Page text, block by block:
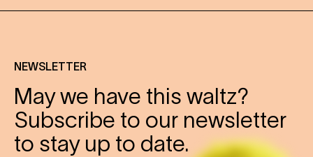
NEWSLETTER
May we have this waltz?
Subscribe to our newsletter
to stay up to date.